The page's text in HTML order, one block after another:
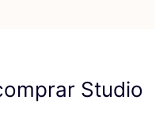
Studio